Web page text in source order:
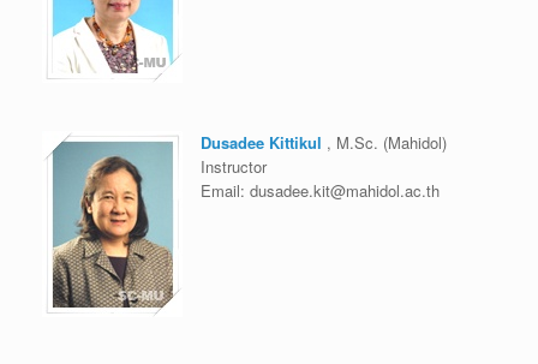
Dusadee Kittikul , M.Sc. (Mahidol)
Instructor
Email: dusadee.kit@mahidol.ac.th